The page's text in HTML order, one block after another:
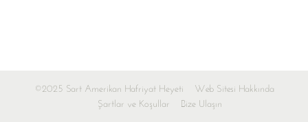
©2025 Sart Amerikan Hafriyat Heyeti
Web Sitesi Hakkında
Şartlar ve Koşullar
Bize Ulaşın